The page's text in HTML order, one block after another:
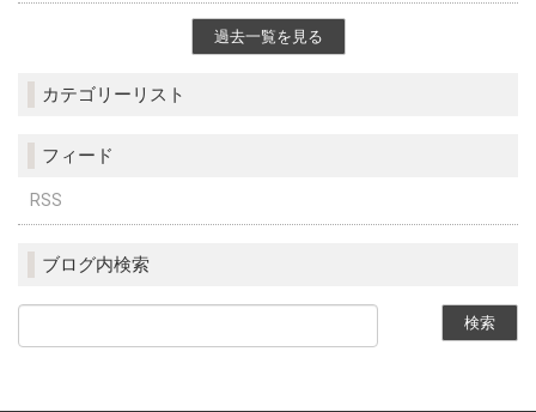
過去一覧を見る
カテゴリーリスト
フィード
RSS
ブログ内検索